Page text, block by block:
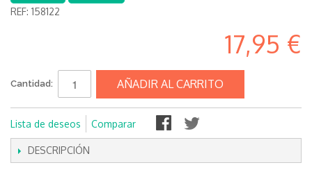
REF: 158122
17,95 €
Cantidad: AÑADIR AL CARRITO
Lista de deseos Comparar
DESCRIPCIÓN